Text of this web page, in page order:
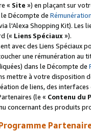
« Site ») en plaçant sur
Décompte de
l'Alexa Shopping Kit).
(« Liens Spéciaux»).
avec des Liens Spéciaux
une rémunération
dans le Décompte de
mettre à votre disposition
de liens, des
(le « Contenu du
des produits